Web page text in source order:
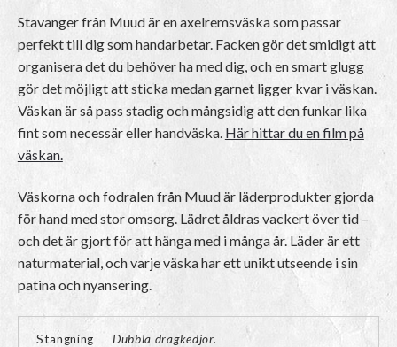
Stavanger från Muud är en axelremsväska som passar
perfekt till dig som handarbetar. Facken gör det smidigt att
organisera det du behöver ha med dig, och en smart glugg
gör det möjligt att sticka medan garnet ligger kvar i väskan.
Väskan är så pass stadig och mångsidig att den funkar lika
fint som necessär eller handväska. Här hittar du en film på
väskan.
Väskorna och fodralen från Muud är läderprodukter gjorda
för hand med stor omsorg. Lädret åldras vackert över tid –
och det är gjort för att hänga med i många år. Läder är ett
naturmaterial, och varje väska har ett unikt utseende i sin
patina och nyansering.
Stängning Dubbla dragkedjor.